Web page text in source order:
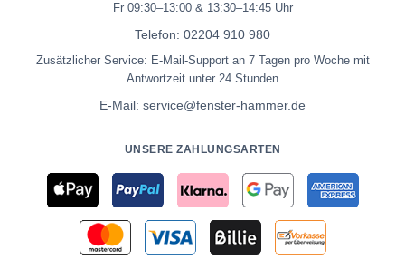
Fr 09:30–13:00 & 13:30–14:45 Uhr
Telefon: 02204 910 980
Zusätzlicher Service: E-Mail-Support an 7 Tagen pro Woche mit
Antwortzeit unter 24 Stunden
E-Mail: service@fenster-hammer.de
UNSERE ZAHLUNGSARTEN